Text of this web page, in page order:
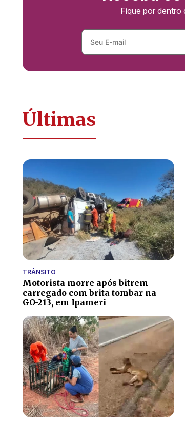
Fique por dentro
Últimas
TRÂNSITO
Motorista morre após bitrem
carregado com brita tombar na
GO-213, em Ipameri